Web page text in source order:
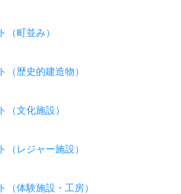
（町並み）
（歴史的建造物）
（文化施設）
（レジャー施設）
（体験施設・工房）